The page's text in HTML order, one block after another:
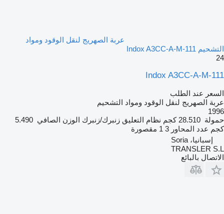
عربة الصهريج لنقل الوقود ومواد
التشحيم Indox A3CC-A-M-111
24
Indox A3CC-A-M-111
السعر عند الطلب
عربة الصهريج لنقل الوقود ومواد التشحيم
1996
حمولة 28.510 كجم نظام التعليق زنبرك/زنبرك الوزن الصافي 5.490
كجم عدد المحاور 3 1 مقصورة
إسبانيا، Soria
TRANSLER S.L
الاتصال بالبائع